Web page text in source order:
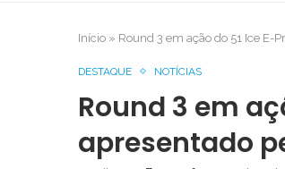
Início » Round 3 em ação do 51 Ice E-
DESTAQUE NOTÍCIAS
Round 3 em
apresentado